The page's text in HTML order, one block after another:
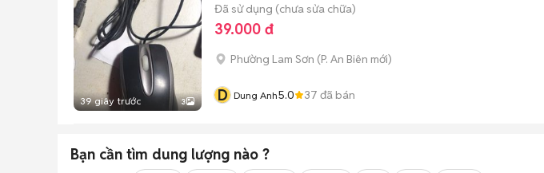
39 giây trước 3
Đã sử dụng (chưa sửa chữa)
39.000 đ
Phường Lam Sơn (P. An Biên mới)
D Dung Anh5.0 37 đã bán
Bạn cần tìm dung lượng nào ?